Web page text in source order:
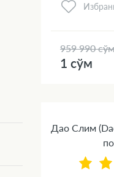
959 990 сўм
1 сўм
Дао Слим